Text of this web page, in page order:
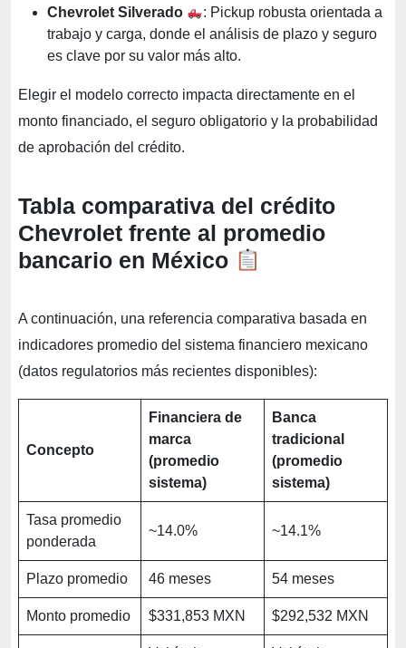
Chevrolet Silverado
: Pickup robusta orientada a
trabajo y carga, donde el análisis de plazo y seguro
es clave por su valor más alto.
Elegir el modelo correcto impacta directamente en el
monto financiado, el seguro obligatorio y la probabilidad
de aprobación del crédito.
Tabla comparativa del crédito
Chevrolet frente al promedio
bancario en México
A continuación, una referencia comparativa basada en
indicadores promedio del sistema financiero mexicano
(datos regulatorios más recientes disponibles):
Concepto
Financiera de
marca
(promedio
sistema)
Banca
tradicional
(promedio
sistema)
Tasa promedio
ponderada
~14.0% ~14.1%
Plazo promedio 46 meses 54 meses
Monto promedio $331,853 MXN $292,532 MXN